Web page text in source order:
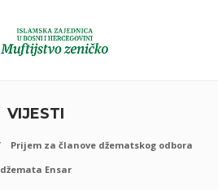
VIJESTI
Prijem za članove džematskog odbora
džemata Ensar